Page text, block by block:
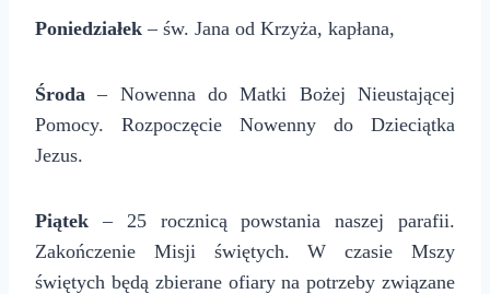
Poniedziałek – św. Jana od Krzyża, kapłana,
Środa – Nowenna do Matki Bożej Nieustającej
Pomocy. Rozpoczęcie Nowenny do Dzieciątka
Jezus.
Piątek – 25 rocznicą powstania naszej parafii.
Zakończenie Misji świętych. W czasie Mszy
świętych będą zbierane ofiary na potrzeby związane